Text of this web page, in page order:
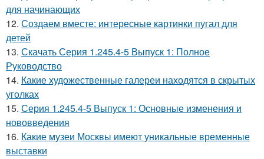
для начинающих
12. Создаем вместе: интересные картинки пугал для
детей
13. Скачать Серия 1.245.4-5 Выпуск 1: Полное
Руководство
14. Какие художественные галереи находятся в скрытых
уголках
15. Серия 1.245.4-5 Выпуск 1: Основные изменения и
нововведения
16. Какие музеи Москвы имеют уникальные временные
выставки